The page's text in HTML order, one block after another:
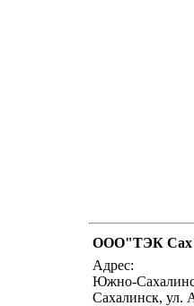
ООО"ТЭК
Адрес:
Южно-
Сахалинск, ул.